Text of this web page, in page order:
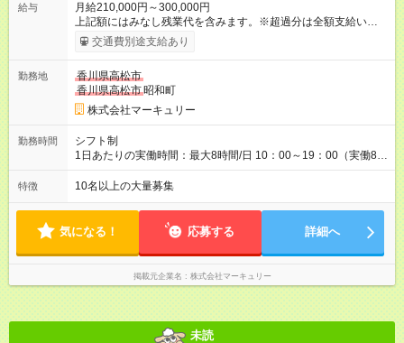
給与
月給210,000円～300,000円
上記額にはみなし残業代を含みます。※超過分は全額支給いたし
ます。 みなし残業代 14,616円／月 みなし残業時間 10時間／月
※能力やスキルを考慮の上、当社規程により決定します。 ーー
に1回の「年次昇給」があり、仕事での成果にあわせて昇給しま
す。特に頑張っている人は、上長の裁量でさらにプラスの昇給
となることも。努力や成長が収入につながる環境です。 【試用
期間】試用期間あり 試用期間の長さ：3ヶ月 雇用形態、給与は
本採用時と同じです。
交通費別途支給あり
勤務地
香川県高松市
香川県高松市 昭和町
株式会社マーキュリー
勤務時間
シフト制
1日あたりの実働時間：最大8時間/日 10：00～19：00（実働8時
間） ※勤務地により異なります。
特徴 10名以上の大量募集
気になる！ 応募する 詳細へ
掲載元企業名 株式会社マーキュリー
未読